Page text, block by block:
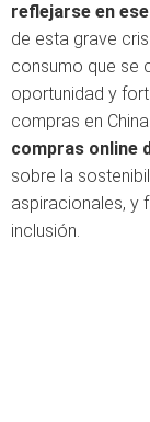
reflejarse en
de esta grave
consumo que se
oportunidad y
compras en
compras online
sobre la
aspiracionales, y
inclusión.